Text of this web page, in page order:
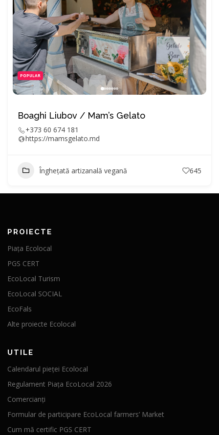
POPULAR
Boaghi Liubov / Mam’s Gelato
+373 60 674 181
https://mamsgelato.md
Înghețată artizanală vegană 645
PROIECTE
Piața Ecolocal
PGS CERT
EcoLocal Turism
EcoLocal SOCIAL
EcoFals
Alte proiecte Ecolocal
UTILE
Calendarul pieței Ecolocal
Regulament Piața EcoLocal 2026
Comercianți
Formular de participare EcoLocal farmers’ Market
Cum mă certific PGS CERT